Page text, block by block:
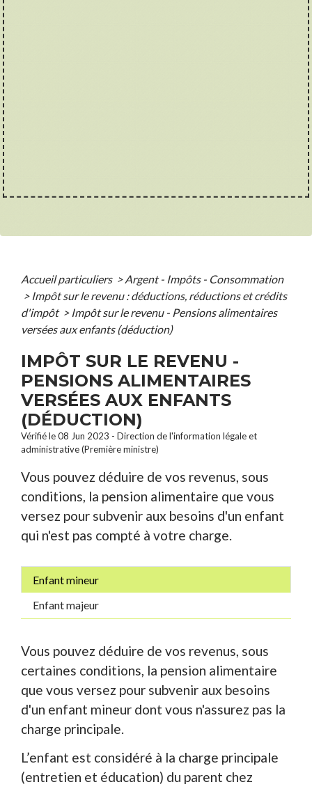
Accueil particuliers > Argent - Impôts - Consommation
> Impôt sur le revenu : déductions, réductions et crédits
d'impôt > Impôt sur le revenu - Pensions alimentaires
versées aux enfants (déduction)
IMPÔT SUR LE REVENU -
PENSIONS ALIMENTAIRES
VERSÉES AUX ENFANTS
(DÉDUCTION)
Vérifié le 08 Jun 2023 - Direction de l'information légale et
administrative (Première ministre)
Vous pouvez déduire de vos revenus, sous
conditions, la pension alimentaire que vous
versez pour subvenir aux besoins d'un enfant
qui n'est pas compté à votre charge.
Enfant mineur
Enfant majeur
Vous pouvez déduire de vos revenus, sous
certaines conditions, la pension alimentaire
que vous versez pour subvenir aux besoins
d'un enfant mineur dont vous n'assurez pas la
charge principale.
L’enfant est considéré à la charge principale
(entretien et éducation) du parent chez